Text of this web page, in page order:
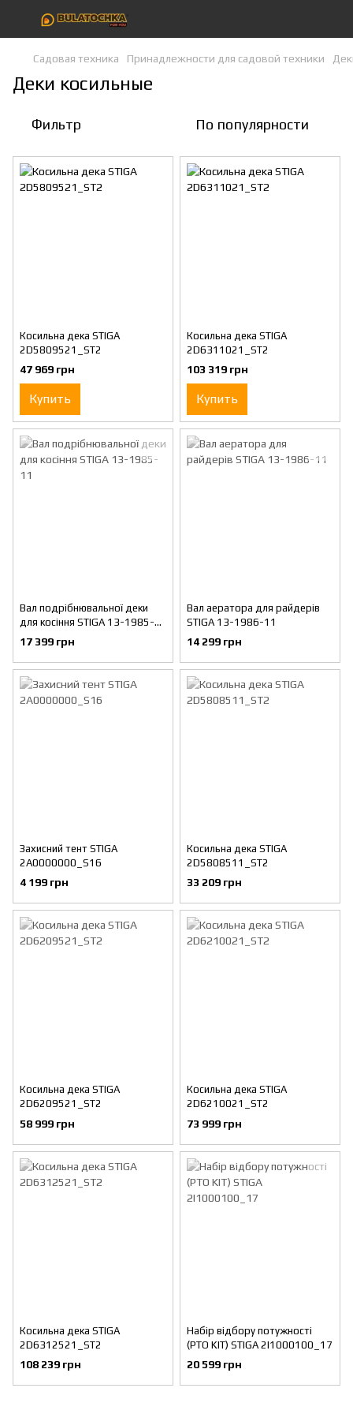
Садовая техника Принадлежности для садовой техники
Деки косильные
Фильтр По популярности
Косильна дека STIGA
2D5809521_ST2
47 969 грн
Купить
Косильна дека STIGA
2D6311021_ST2
103 319 грн
Купить
Вал подрібнювальної деки
для косіння STIGA 13-1985-
11
17 399 грн
Вал аератора для райдерів
STIGA 13-1986-11
14 299 грн
Захисний тент STIGA
2A0000000_S16
4 199 грн
Косильна дека STIGA
2D5808511_ST2
33 209 грн
Косильна дека STIGA
2D6209521_ST2
58 999 грн
Косильна дека STIGA
2D6210021_ST2
73 999 грн
Косильна дека STIGA
2D6312521_ST2
108 239 грн
Набір відбору потужності
(PTO KIT) STIGA 2I1000100_17
20 599 грн